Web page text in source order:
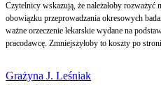
Czytelnicy wskazują, że należałoby
obowiązku przeprowadzania okresowych
ważne orzeczenie lekarskie wydane na
pracodawcę. Zmniejszyłoby to koszty po
Grażyna J. Leśniak